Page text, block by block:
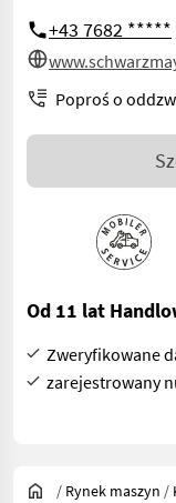
+43 7682 *****
Poproś o
Od 11 lat
Zweryfikowane
zarejestrowany
/ Rynek maszyn /